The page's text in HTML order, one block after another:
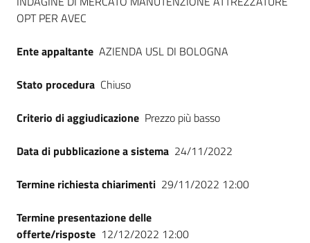
English
su
OPT PER AVEC
Ente appaltante AZIENDA USL DI BOLOGNA
Stato procedura Chiuso
Criterio di aggiudicazione Prezzo più basso
Data di pubblicazione a sistema 24/11/2022
Termine richiesta chiarimenti 29/11/2022 12:00
Termine presentazione delle
offerte/risposte 12/12/2022 12:00